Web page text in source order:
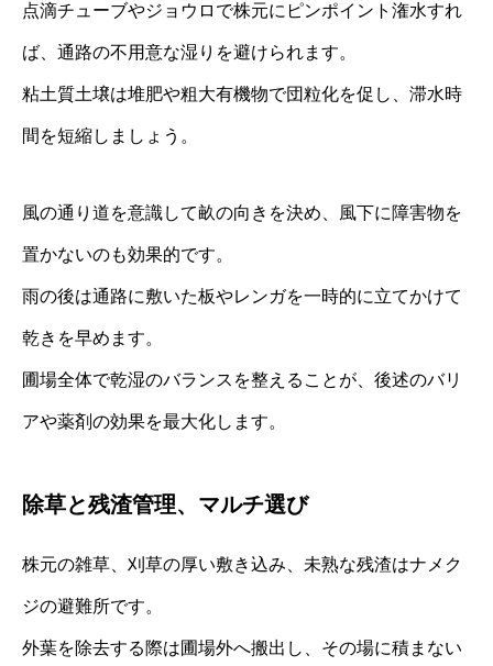
点滴チューブやジョウロで株元にピンポイント潅水すれ
ば、通路の不用意な湿りを避けられます。
粘土質土壌は堆肥や粗大有機物で団粒化を促し、滞水時
間を短縮しましょう。
風の通り道を意識して畝の向きを決め、風下に障害物を
置かないのも効果的です。
雨の後は通路に敷いた板やレンガを一時的に立てかけて
乾きを早めます。
圃場全体で乾湿のバランスを整えることが、後述のバリ
アや薬剤の効果を最大化します。
除草と残渣管理、マルチ選び
株元の雑草、刈草の厚い敷き込み、未熟な残渣はナメク
ジの避難所です。
外葉を除去する際は圃場外へ搬出し、その場に積まない